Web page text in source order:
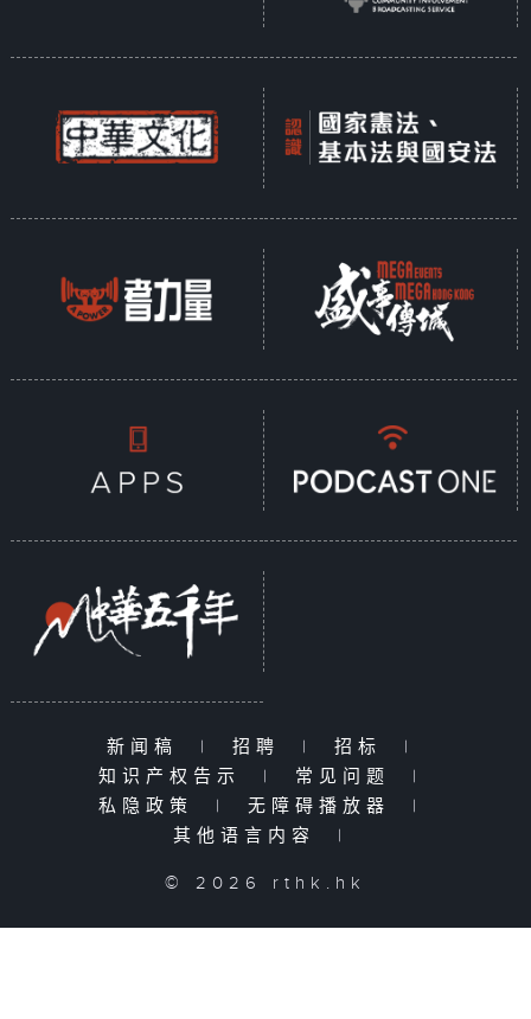
新闻稿 | 招聘 | 招标
|
知识产权告示
| 常见问题
|
私隐政策
| 无障碍播放器
|
其他语言内容
|
© 2026 rthk.hk